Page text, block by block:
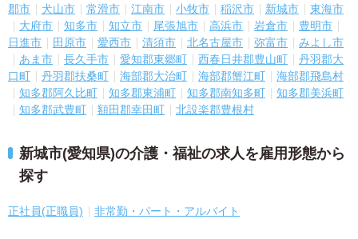
郡市
犬山市 常滑市 江南市 小牧市 稲沢市 新城市
東海市
大府市
知多市 知立市 尾張旭市 高浜市 岩倉市
豊明市
日進市
田原市 愛西市 清須市 北名古屋市 弥富市
みよし市
あま市
長久手市 愛知郡東郷町 西春日井郡豊山町
丹羽郡大
口町
丹羽郡扶桑町 海部郡大治町 海部郡蟹江町
海部郡飛島村
知多郡阿久比町
知多郡東浦町 知多郡南知多町
知多郡美浜町
知多郡武豊町
額田郡幸田町 北設楽郡豊根村
新城市(愛知県)の介護・福祉の求人を雇用形態から
探す
正社員(正職員) 非常勤・パート・アルバイト